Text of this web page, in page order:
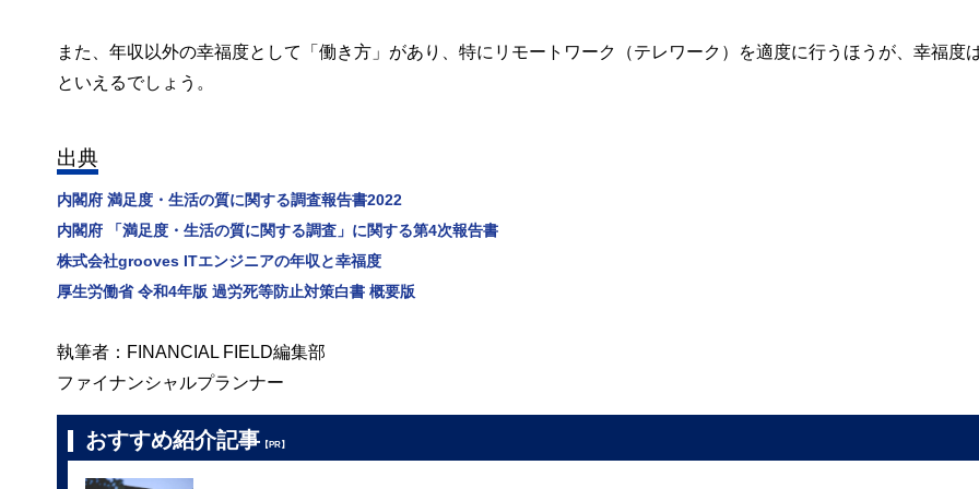
また、年収以外の幸福度として「働き方」があり、特にリモートワーク（テレワーク）を適度に行うほうが、幸福度
といえるでしょう。
出典
内閣府 満足度・生活の質に関する調査報告書2022
内閣府 「満足度・生活の質に関する調査」に関する第4次報告書
株式会社grooves ITエンジニアの年収と幸福度
厚生労働省 令和4年版 過労死等防止対策白書 概要版
執筆者：FINANCIAL FIELD編集部
ファイナンシャルプランナー
おすすめ紹介記事 【PR】